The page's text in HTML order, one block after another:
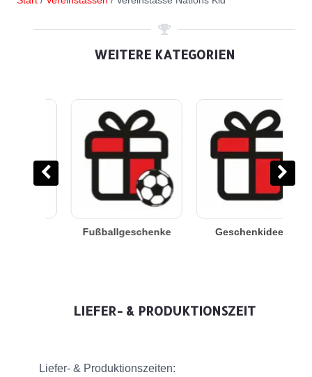
WEITERE KATEGORIEN
Vereinstassen Vereinshandtücher
LIEFER- & PRODUKTIONSZEIT
Liefer- & Produktionszeiten: